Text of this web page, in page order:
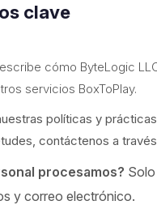
clave
cómo ByteLogic
servicios BoxToPlay.
políticas y
contáctenos a
procesamos?
y correo electrónico.